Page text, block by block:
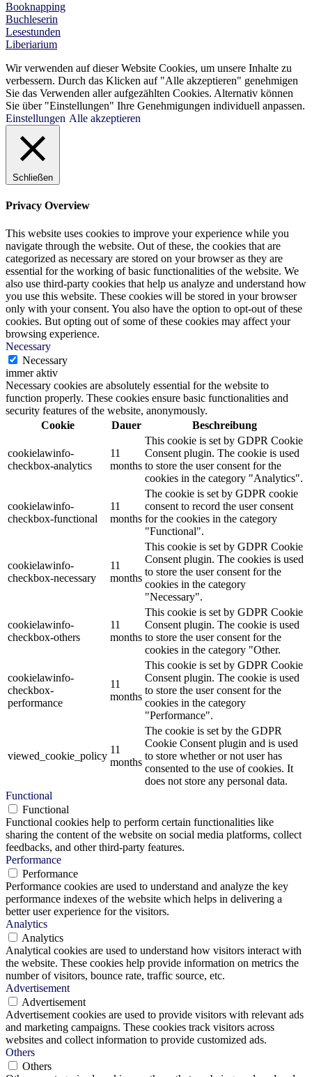
Booknapping
Buchleserin
Lesestunden
Liberiarium
Wir verwenden auf dieser Website Cookies, um unsere Inhalte zu
verbessern. Durch das Klicken auf "Alle akzeptieren" genehmigen
Sie das Verwenden aller aufgezählten Cookies. Alternativ können
Sie über "Einstellungen" Ihre Genehmigungen individuell anpassen.
Einstellungen Alle akzeptieren
Schließen
Privacy Overview
This website uses cookies to improve your experience while you
navigate through the website. Out of these, the cookies that are
categorized as necessary are stored on your browser as they are
essential for the working of basic functionalities of the website. We
also use third-party cookies that help us analyze and understand how
you use this website. These cookies will be stored in your browser
only with your consent. You also have the option to opt-out of these
cookies. But opting out of some of these cookies may affect your
browsing experience.
Necessary
Necessary
immer aktiv
Necessary cookies are absolutely essential for the website to
function properly. These cookies ensure basic functionalities and
security features of the website, anonymously.
Cookie
Dauer Beschreibung
cookielawinfo-
checkbox-analytics
11
months
This cookie is set by GDPR Cookie
Consent plugin. The cookie is used
to store the user consent for the
cookies in the category "Analytics".
cookielawinfo-
checkbox-functional
11
months
The cookie is set by GDPR cookie
consent to record the user consent
for the cookies in the category
"Functional".
cookielawinfo-
checkbox-necessary
11
months
This cookie is set by GDPR Cookie
Consent plugin. The cookies is used
to store the user consent for the
cookies in the category
"Necessary".
cookielawinfo-
checkbox-others
11
months
This cookie is set by GDPR Cookie
Consent plugin. The cookie is used
to store the user consent for the
cookies in the category "Other.
cookielawinfo-
checkbox-
performance
11
months
This cookie is set by GDPR Cookie
Consent plugin. The cookie is used
to store the user consent for the
cookies in the category
"Performance".
viewed_cookie_policy
11
months
The cookie is set by the GDPR
Cookie Consent plugin and is used
to store whether or not user has
consented to the use of cookies. It
does not store any personal data.
Functional
Functional
Functional cookies help to perform certain functionalities like
sharing the content of the website on social media platforms, collect
feedbacks, and other third-party features.
Performance
Performance
Performance cookies are used to understand and analyze the key
performance indexes of the website which helps in delivering a
better user experience for the visitors.
Analytics
Analytics
Analytical cookies are used to understand how visitors interact with
the website. These cookies help provide information on metrics the
number of visitors, bounce rate, traffic source, etc.
Advertisement
Advertisement
Advertisement cookies are used to provide visitors with relevant ads
and marketing campaigns. These cookies track visitors across
websites and collect information to provide customized ads.
Others
Others